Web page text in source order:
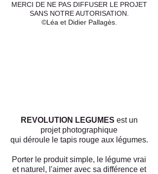
MERCI DE NE PAS DIFFUSER LE PROJET
SANS NOTRE AUTORISATION.
©Léa et Didier Pallagès.
REVOLUTION LEGUMES est un
projet photographique
qui déroule le tapis rouge aux légumes.
Porter le produit simple, le légume vrai
et naturel, l'aimer avec sa différence et